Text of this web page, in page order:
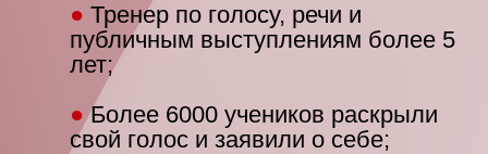
● Тренер по голосу, речи и
публичным выступлениям более 5
лет;
●Более 6000 учеников раскрыли
свой голос и заявили о себе;